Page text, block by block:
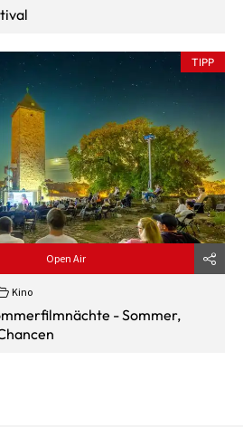
Kino
TIPP
Open Air
- Sommer,